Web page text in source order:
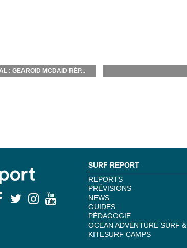
: GEAROID MCDAID RÉP...
SURF REPORT
REPORTS
PRÉVISIONS
NEWS
GUIDES
PÉDAGOGIE
OCEAN ADVENTURE SURF &
KITESURF CAMPS